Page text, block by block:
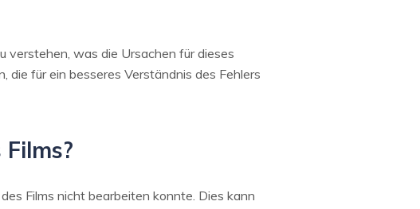
verstehen, was die Ursachen für dieses
die für ein besseres Verständnis des Fehlers
Films nicht bearbeiten konnte. Dies kann